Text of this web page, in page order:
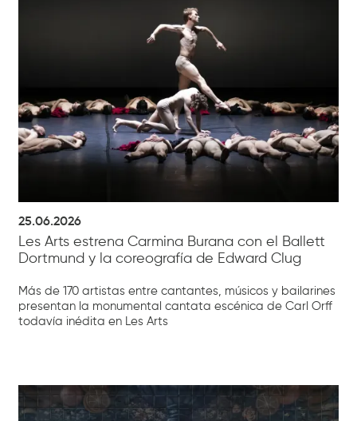
25.06.2026
Les Arts estrena Carmina Burana con el Ballett
Dortmund y la coreografía de Edward Clug
Más de 170 artistas entre cantantes, músicos y bailarines
presentan la monumental cantata escénica de Carl Orff
todavía inédita en Les Arts